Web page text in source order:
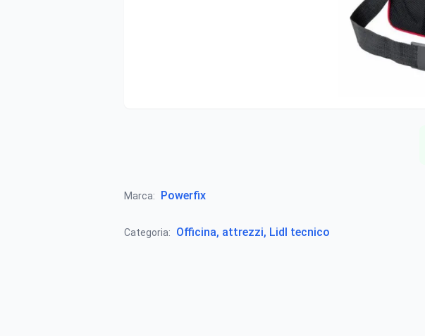
Marca: Powerfix
Categoria: Officina, attrezzi, Lidl tecnico